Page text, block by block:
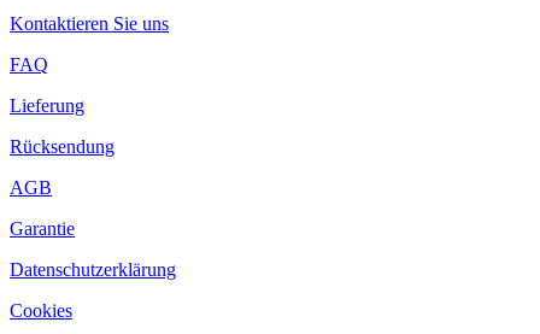
Kontaktieren Sie uns
FAQ
Lieferung
Rücksendung
AGB
Garantie
Datenschutzerklärung
Cookies